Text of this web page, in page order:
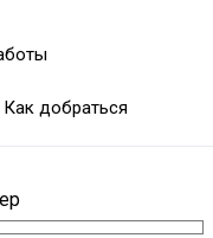
Как добраться